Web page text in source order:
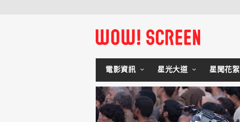
電影資訊 星光大道 星聞花絮